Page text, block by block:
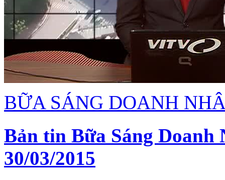
BỮA SÁNG DOANH
Bản tin Bữa Sáng Doanh
30/03/2015